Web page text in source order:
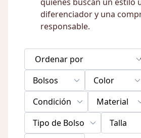
diferenciador y una
responsable.
Bolsos
Color
Condición
Material
Tipo de Bolso
Talla